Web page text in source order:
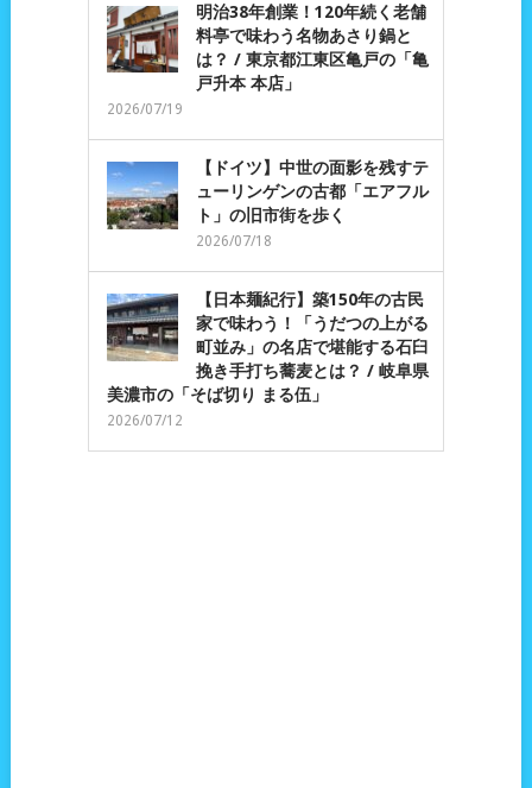
明治38年創業！120年続く老舗
料亭で味わう名物あさり鍋と
は？ / 東京都江東区亀戸の「亀
戸升本 本店」
2026/07/19
【ドイツ】中世の面影を残すテ
ューリンゲンの古都「エアフル
ト」の旧市街を歩く
2026/07/18
【日本麺紀行】築150年の古民
家で味わう！「うだつの上がる
町並み」の名店で堪能する石臼
挽き手打ち蕎麦とは？ / 岐阜県
美濃市の「そば切り まる伍」
2026/07/12